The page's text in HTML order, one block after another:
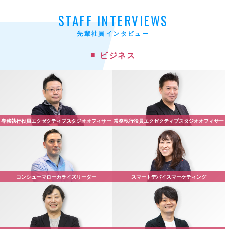
STAFF INTERVIEWS
先輩社員インタビュー
ビジネス
専務執行役員エクゼクティブスタジオオフィサー 常務執行役員エクゼクティブスタジオオフィサー
コンシューマローカライズリーダー スマートデバイスマーケティング